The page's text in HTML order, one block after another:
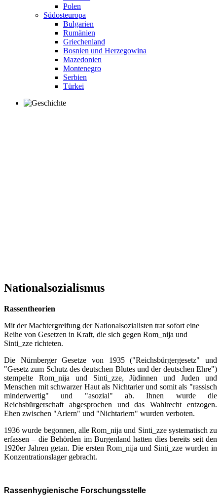
Polen
Südosteuropa
Bulgarien
Rumänien
Griechenland
Bosnien und Herzegowina
Mazedonien
Montenegro
Serbien
Türkei
Nationalsozialismus
Rassentheorien
Mit der Machtergreifung der Nationalsozialisten trat sofort eine
Reihe von Gesetzen in Kraft, die sich gegen Rom_nija und
Sinti_zze richteten.
Die Nürnberger Gesetze von 1935 ("Reichsbürgergesetz" und
"Gesetz zum Schutz des deutschen Blutes und der deutschen Ehre")
stempelte Rom_nija und Sinti_zze, Jüdinnen und Juden und
Menschen mit schwarzer Haut als Nichtarier und somit als "rassisch
minderwertig" und "asozial" ab. Ihnen wurde die
Reichsbürgerschaft abgesprochen und das Wahlrecht entzogen.
Ehen zwischen "Ariern" und "Nichtariern" wurden verboten.
1936 wurde begonnen, alle Rom_nija und Sinti_zze systematisch zu
erfassen – die Behörden im Burgenland hatten dies bereits seit den
1920er Jahren getan. Die ersten Rom_nija und Sinti_zze wurden in
Konzentrationslager gebracht.
Rassenhygienische Forschungsstelle